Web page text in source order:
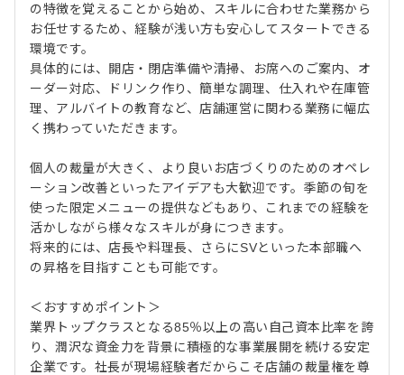
の特徴を覚えることから始め、スキルに合わせた業務から
お任せするため、経験が浅い方も安心してスタートできる
環境です。
具体的には、開店・閉店準備や清掃、お席へのご案内、オ
ーダー対応、ドリンク作り、簡単な調理、仕入れや在庫管
理、アルバイトの教育など、店舗運営に関わる業務に幅広
く携わっていただきます。
個人の裁量が大きく、より良いお店づくりのためのオペレ
ーション改善といったアイデアも大歓迎です。季節の旬を
使った限定メニューの提供などもあり、これまでの経験を
活かしながら様々なスキルが身につきます。
将来的には、店長や料理長、さらにSVといった本部職へ
の昇格を目指すことも可能です。
＜おすすめポイント＞
業界トップクラスとなる85％以上の高い自己資本比率を誇
り、潤沢な資金力を背景に積極的な事業展開を続ける安定
企業です。社長が現場経験者だからこそ店舗の裁量権を尊